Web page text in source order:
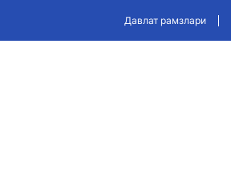
Давлат рамзлари